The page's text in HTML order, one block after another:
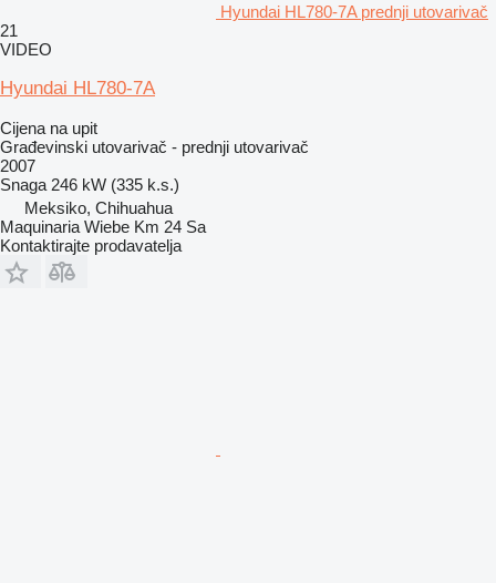
Hyundai HL780-7A prednji utovarivač
21
VIDEO
Hyundai HL780-7A
Cijena na upit
Građevinski utovarivač - prednji utovarivač
2007
Snaga 246 kW (335 k.s.)
Meksiko, Chihuahua
Maquinaria Wiebe Km 24 Sa
Kontaktirajte prodavatelja